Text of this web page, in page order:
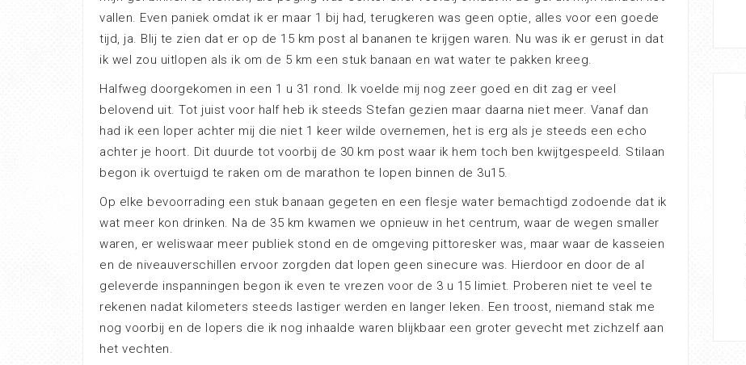
vallen. Even paniek omdat ik er maar 1 bij had, terugkeren was geen optie, alles voor een goede
tijd, ja. Blij te zien dat er op de 15 km post al bananen te krijgen waren. Nu was ik er gerust in dat
ik wel zou uitlopen als ik om de 5 km een stuk banaan en wat water te pakken kreeg.
Halfweg doorgekomen in een 1 u 31 rond. Ik voelde mij nog zeer goed en dit zag er veel
belovend uit. Tot juist voor half heb ik steeds Stefan gezien maar daarna niet meer. Vanaf dan
had ik een loper achter mij die niet 1 keer wilde overnemen, het is erg als je steeds een echo
achter je hoort. Dit duurde tot voorbij de 30 km post waar ik hem toch ben kwijtgespeeld. Stilaan
begon ik overtuigd te raken om de marathon te lopen binnen de 3u15.
Op elke bevoorrading een stuk banaan gegeten en een flesje water bemachtigd zodoende dat ik
wat meer kon drinken. Na de 35 km kwamen we opnieuw in het centrum, waar de wegen smaller
waren, er weliswaar meer publiek stond en de omgeving pittoresker was, maar waar de kasseien
en de niveauverschillen ervoor zorgden dat lopen geen sinecure was. Hierdoor en door de al
geleverde inspanningen begon ik even te vrezen voor de 3 u 15 limiet. Proberen niet te veel te
rekenen nadat kilometers steeds lastiger werden en langer leken. Een troost, niemand stak me
nog voorbij en de lopers die ik nog inhaalde waren blijkbaar een groter gevecht met zichzelf aan
het vechten.